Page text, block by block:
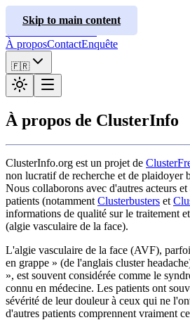
Skip to main content
ClusterInfo
Guides de traitement
À proposContactEnquête
🇫🇷
À propos de ClusterInfo
ClusterInfo.org est un projet de
non lucratif de recherche et de plaidoyer
Nous collaborons avec d'autres acteurs
patients (notamment Clusterbusters et
informations de qualité sur le traitement
(algie vasculaire de la face).
L'algie vasculaire de la face (AVF),
en grappe » (de l'anglais cluster
», est souvent considérée comme le
connu en médecine. Les patients ont
sévérité de leur douleur à ceux qui ne
d'autres patients comprennent vraiment